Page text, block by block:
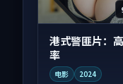
港式警匪片：
率
电影 2024